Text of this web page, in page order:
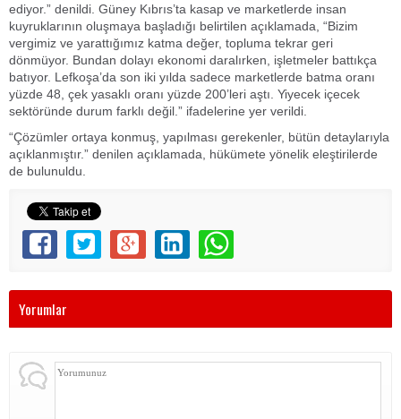
ediyor.” denildi. Güney Kıbrıs’ta kasap ve marketlerde insan
kuyruklarının oluşmaya başladığı belirtilen açıklamada, “Bizim
vergimiz ve yarattığımız katma değer, topluma tekrar geri
dönmüyor. Bundan dolayı ekonomi daralırken, işletmeler battıkça
batıyor. Lefkoşa’da son iki yılda sadece marketlerde batma oranı
yüzde 48, çek yasaklı oranı yüzde 200’leri aştı. Yiyecek içecek
sektöründe durum farklı değil.” ifadelerine yer verildi.
“Çözümler ortaya konmuş, yapılması gerekenler, bütün detaylarıyla
açıklanmıştır.” denilen açıklamada, hükümete yönelik eleştirilerde
de bulunuldu.
Yorumlar